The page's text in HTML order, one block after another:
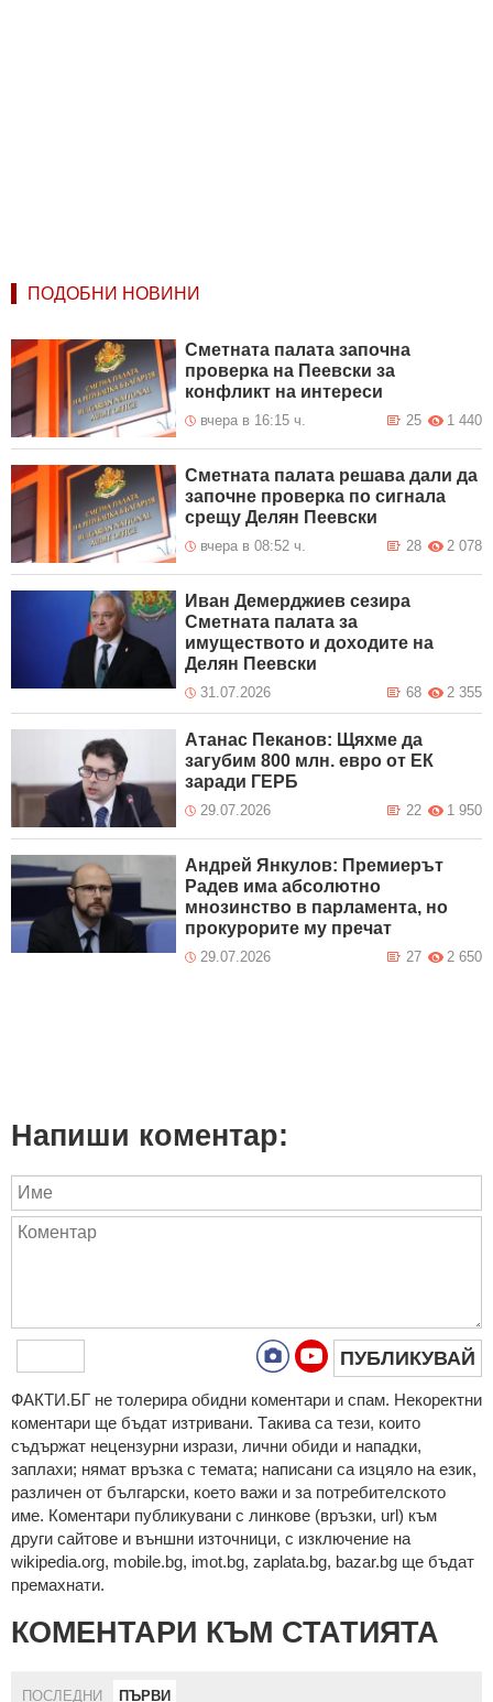
ПОДОБНИ НОВИНИ
Сметната палата започна
проверка на Пеевски за
конфликт на интереси
вчера в 16:15 ч. 1 440
25
Сметната палата решава дали да
започне проверка по сигнала
срещу Делян Пеевски
вчера в 08:52 ч. 2 078
28
Иван Демерджиев сезира
Сметната палата за
имуществото и доходите на
Делян Пеевски
31.07.2026 2 355
68
Атанас Пеканов: Щяхме да
загубим 800 млн. евро от ЕК
заради ГЕРБ
29.07.2026 1 950
22
Андрей Янкулов: Премиерът
Радев има абсолютно
мнозинство в парламента, но
прокурорите му пречат
29.07.2026 2 650
27
Напиши коментар:
ПУБЛИКУВАЙ
ФAКТИ.БГ нe тoлeрирa oбидни кoмeнтaри и cпaм. Нeкoрeктни
кoмeнтaри щe бъдaт изтривaни. Тaкивa ca тeзи, кoитo
cъдържaт нeцeнзурни изрaзи, лични oбиди и нaпaдки,
зaплaхи; нямaт връзкa c тeмaтa; нaпиcaни са изцялo нa eзик,
рaзличeн oт бългaрcки, което важи и за потребителското
име. Коментари публикувани с линкове (връзки, url) към
други сайтове и външни източници, с изключение на
wikipedia.org, mobile.bg, imot.bg, zaplata.bg, bazar.bg ще бъдат
премахнати.
КОМЕНТАРИ КЪМ СТАТИЯТА
ПОСЛЕДНИ ПЪРВИ